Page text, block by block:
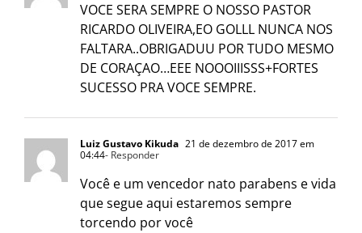
VOCE SERA SEMPRE O NOSSO PASTOR
RICARDO OLIVEIRA,EO GOLLL NUNCA NOS
FALTARA..OBRIGADUU POR TUDO MESMO
DE CORAÇAO…EEE NOOOIIISSS+FORTES
SUCESSO PRA VOCE SEMPRE.
Luiz Gustavo Kikuda 21 de dezembro de 2017 em
04:44- Responder
Você e um vencedor nato parabens e vida
que segue aqui estaremos sempre
torcendo por você